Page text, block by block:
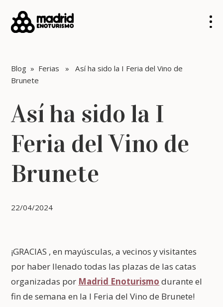
Blog » Ferias » Así ha sido la I Feria del Vino de
Brunete
Así ha sido la I
Feria del Vino de
Brunete
22/04/2024
¡GRACIAS , en mayúsculas, a vecinos y visitantes
por haber llenado todas las plazas de las catas
organizadas por Madrid Enoturismo durante el
fin de semana en la I Feria del Vino de Brunete!